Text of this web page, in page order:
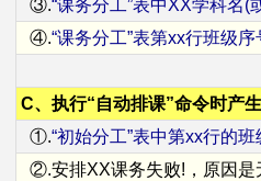
③.“课务分工”表中XX学科名
④.“课务分工”表第xx行班级
C、执行“自动排课”命令时产
①.“初始分工”表中第xx行的
②.安排XX课务失败!，原因是